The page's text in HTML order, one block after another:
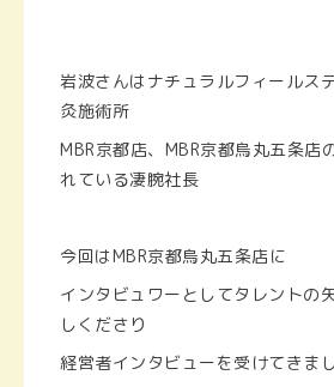
岩波さんはナチュラルフィールス
灸施術所
MBR京都店、MBR京都烏丸五条店
れている凄腕社長
今回はMBR京都烏丸五条店に
インタビュワーとしてタレントの
しくださり
経営者インタビューを受けてきま